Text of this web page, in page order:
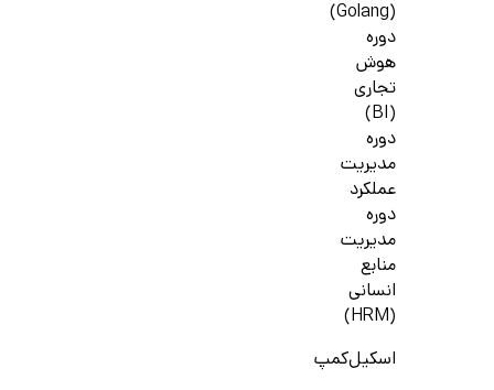
(Golang)
دوره
هوش
تجاری
(BI)
دوره
مدیریت
عملکرد
دوره
مدیریت
منابع
انسانی
(HRM)
اسکیل‌کمپ